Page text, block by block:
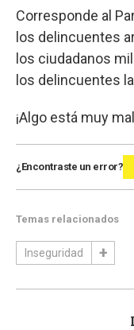
Corresponde al
los delincuentes
los ciudadanos
los delincuentes
¡Algo está muy
¿Encontraste un error?
Temas relacionados
Inseguridad